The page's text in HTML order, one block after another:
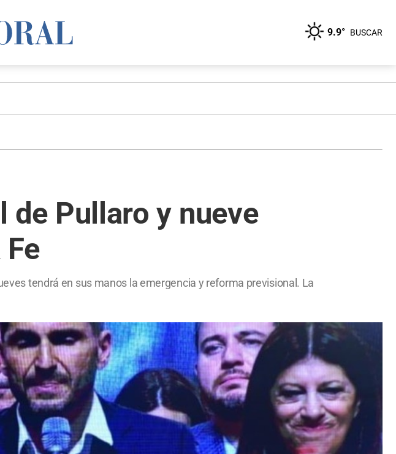
9.9° BUSCAR
Pullaro y nueve
tendrá en sus manos la emergencia y reforma previsional. La